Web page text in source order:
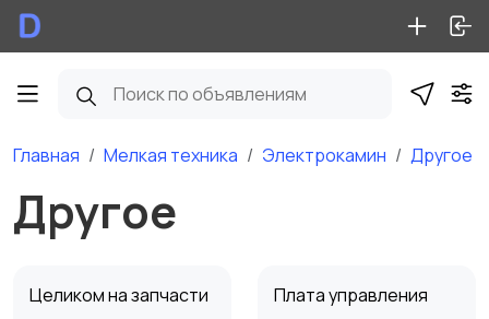
Главная Мелкая техника Электрокамин Другое
Другое
Целиком на запчасти Плата управления